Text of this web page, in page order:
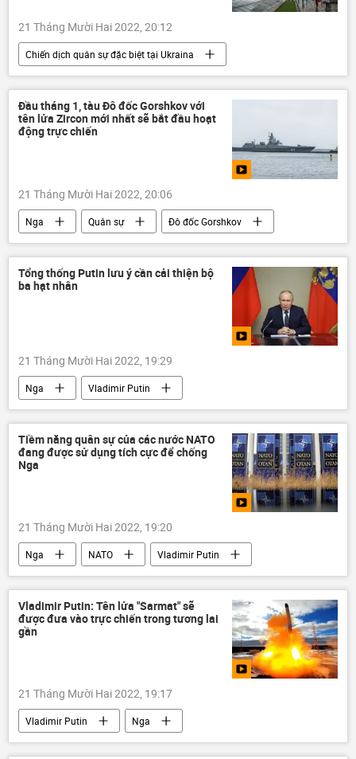
Sáp nhập DNR, LNR, Zaporozhye và Kherson vào Nga
LNR
Donbass Donetsk
21 Tháng Mười Hai 2022, 20:12
Chiến dịch quân sự đặc biệt tại Ukraina
Ukraina
Kiev
an ninh
Thế giới
Đầu tháng 1, tàu Đô đốc Gorshkov với
tên lửa Zircon mới nhất sẽ bắt đầu hoạt
động trực chiến
21 Tháng Mười Hai 2022, 20:06
Nga Quân sự
Đô đốc Gorshkov
Vladimir Putin
Tổng thống Putin lưu ý cần cải thiện bộ
ba hạt nhân
21 Tháng Mười Hai 2022, 19:29
Nga
Vladimir Putin
vũ khí hạt nhân
Quân sự
Bộ Quốc phòng Nga
Tiềm năng quân sự của các nước NATO
đang được sử dụng tích cực để chống
Nga
21 Tháng Mười Hai 2022, 19:20
Nga NATO
Vladimir Putin
Quân sự
Vladimir Putin: Tên lửa "Sarmat" sẽ
được đưa vào trực chiến trong tương lai
gần
21 Tháng Mười Hai 2022, 19:17
Vladimir Putin
Nga
tên lửa Sarmat
tên lửa Quân sự